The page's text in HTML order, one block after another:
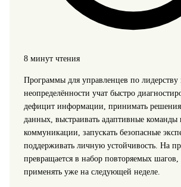
8 минут чтения
Программы для управленцев по лидерству
неопределённости учат быстро
дефицит информации, принимать
данных, выстраивать адаптивные команды
коммуникации, запускать безопасные
поддерживать личную устойчивость. На
превращается в набор повторяемых
применять уже на следующей неделе.